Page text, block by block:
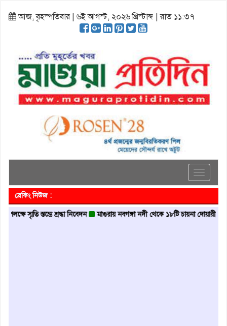
আজ, বৃহস্পতিবার | ৬ই আগস্ট, ২০২৬ খ্রিস্টাব্দ | রাত ১১:৩৭
Toggle
ব্রেকিং নিউজ :
স্তম্ভে শ্রদ্ধা নিবেদন মাগুরায় নবগঙ্গা নদী থেকে ১৮টি চায়না দোয়ারী জাল জব্দ